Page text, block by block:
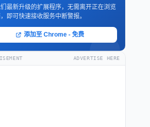
最新升级的扩展程序，无需离开正在浏览
即可快速接收服务中断警报。
添加至 Chrome - 免费
ADVERTISE HERE